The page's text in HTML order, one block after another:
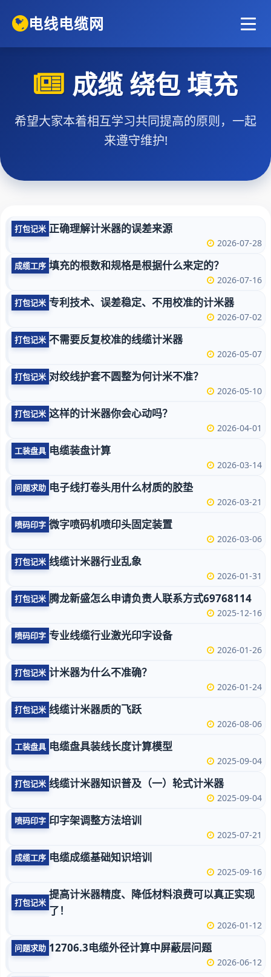
电线电缆网
成缆 绕包 填充
希望大家本着相互学习共同提高的原则，一起
来遵守维护!
打包记米 正确理解计米器的误差来源
2026-07-28
成缆工序 填充的根数和规格是根据什么来定的？
2026-07-16
打包记米 专利技术、误差稳定、不用校准的计米器
2026-07-02
打包记米 不需要反复校准的线缆计米器
2026-05-07
打包记米 对绞线护套不圆整为何计米不准？
2026-05-10
打包记米 这样的计米器你会心动吗？
2026-04-01
工装盘具 电缆装盘计算
2026-03-14
问题求助 电子线打卷头用什么材质的胶垫
2026-03-21
喷码印字 微字喷码机喷印头固定装置
2026-03-06
打包记米 线缆计米器行业乱象
2026-01-31
打包记米 腾龙新盛怎么申请负责人联系方式69768114
2025-12-16
喷码印字 专业线缆行业激光印字设备
2026-01-26
打包记米 计米器为什么不准确？
2026-01-24
打包记米 线缆计米器质的飞跃
2026-08-06
工装盘具 电缆盘具装线长度计算模型
2025-09-04
打包记米 线缆计米器知识普及（一）轮式计米器
2025-09-04
喷码印字 印字架调整方法培训
2025-07-21
成缆工序 电缆成缆基础知识培训
2025-09-16
打包记米
提高计米器精度、降低材料浪费可以真正实现
了！
2026-01-12
问题求助 12706.3电缆外径计算中屏蔽层问题
2026-06-12